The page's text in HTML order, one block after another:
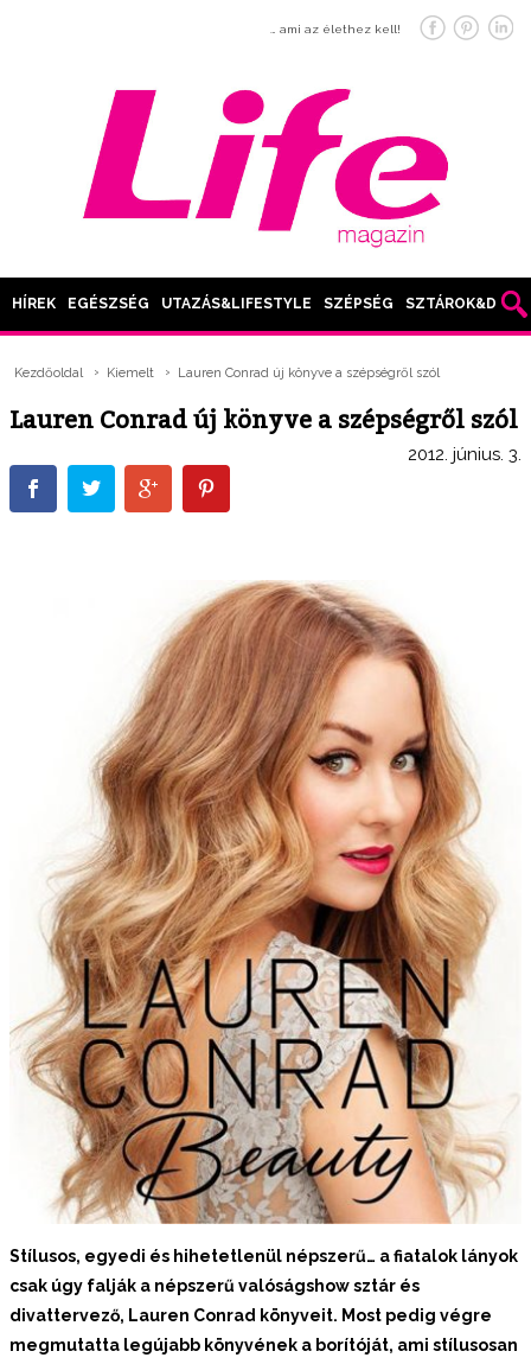
… ami az élethez kell!
HÍREK EGÉSZSÉG UTAZÁS&LIFESTYLE SZÉPSÉG SZTÁROK&DIVAT
Kezdőoldal Kiemelt Lauren Conrad új könyve a szépségről szól
Lauren Conrad új könyve a szépségről szól
2012. június. 3.
Stílusos, egyedi és hihetetlenül népszerű… a fiatalok lányok
csak úgy falják a népszerű valóságshow sztár és
divattervező, Lauren Conrad könyveit. Most pedig végre
megmutatta legújabb könyvének a borítóját, ami stílusosan